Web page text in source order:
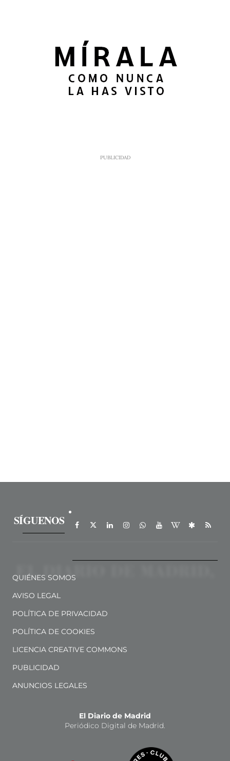
SÍGUENOS
QUIÉNES SOMOS
AVISO LEGAL
POLÍTICA DE PRIVACIDAD
POLÍTICA DE COOKIES
LICENCIA CREATIVE COMMONS
PUBLICIDAD
ANUNCIOS LEGALES
El Diario de Madrid
Periódico Digital de Madrid.